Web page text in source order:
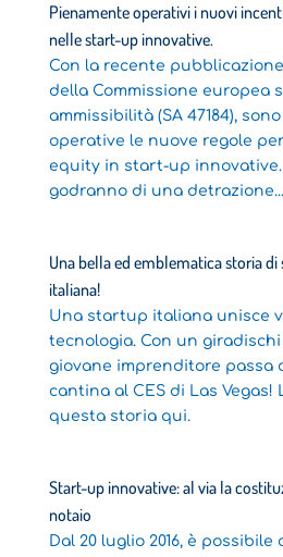
Pienamente operativi i nuovi
nelle start-up innovative.
Con la recente
della Commissione europea
ammissibilità (SA 47184),
operative le nuove regole
equity in start-up
godranno di una detrazione...
Una bella ed emblematica storia
italiana!
Una startup italiana unisce
tecnologia. Con un
giovane imprenditore passa
cantina al CES di Las
questa storia qui.
Start-up innovative: al via la
notaio
Dal 20 luglio 2016, è